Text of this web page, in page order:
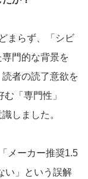
まらず、「シビ
門的な背景を
読者の読了意欲を
「専門性」
しました。
メーカー推奨1.5
い」という誤解